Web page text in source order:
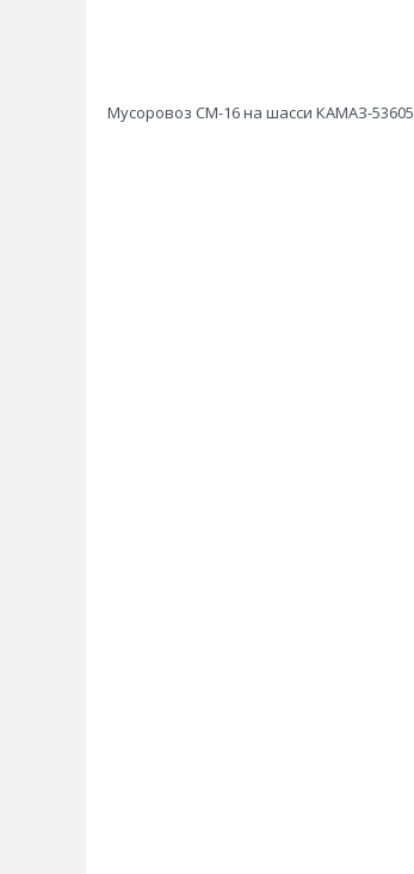
Мусоровоз СМ-16 на шасси КАМАЗ-53605